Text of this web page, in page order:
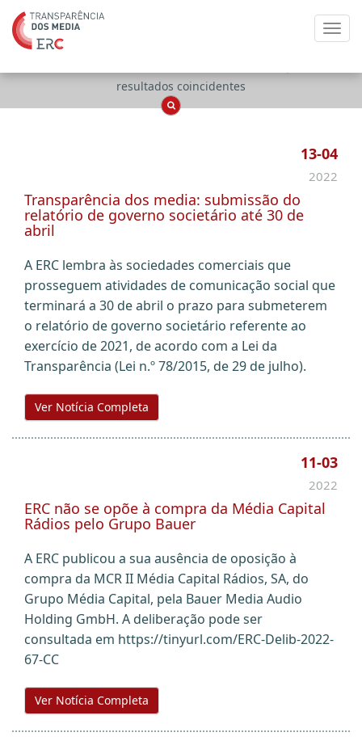
resultados coincidentes
13-04
2022
Transparência dos media: submissão do
relatório de governo societário até 30 de
abril
A ERC lembra às sociedades comerciais que
prosseguem atividades de comunicação social que
terminará a 30 de abril o prazo para submeterem
o relatório de governo societário referente ao
exercício de 2021, de acordo com a Lei da
Transparência (Lei n.º 78/2015, de 29 de julho).
Ver Notícia Completa
11-03
2022
ERC não se opõe à compra da Média Capital
Rádios pelo Grupo Bauer
A ERC publicou a sua ausência de oposição à
compra da MCR II Média Capital Rádios, SA, do
Grupo Média Capital, pela Bauer Media Audio
Holding GmbH. A deliberação pode ser
consultada em https://tinyurl.com/ERC-Delib-2022-
67-CC
Ver Notícia Completa